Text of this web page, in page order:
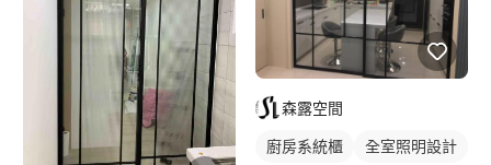
森露空間
廚房系統櫃 全室照明設計